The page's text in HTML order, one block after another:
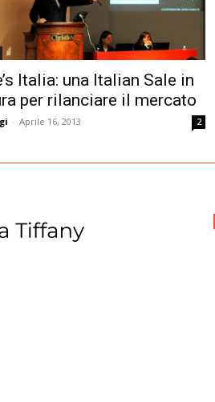
Italia: una Italian Sale in
per rilanciare il mercato
- Aprile 16, 2013 2